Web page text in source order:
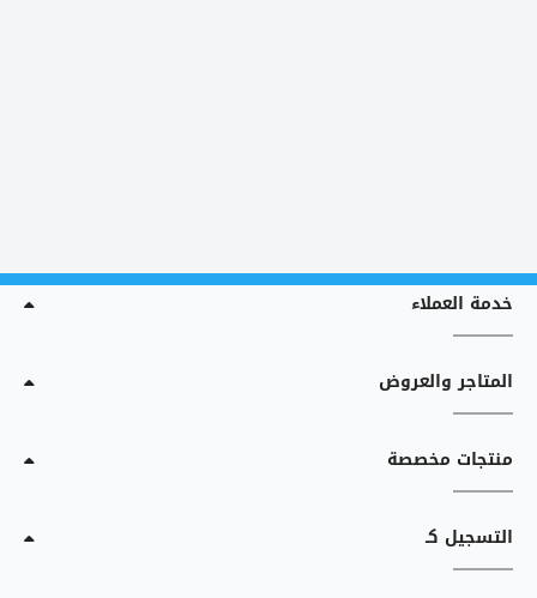
خدمة العملاء
المتاجر والعروض
منتجات مخصصة
التسجيل كـ